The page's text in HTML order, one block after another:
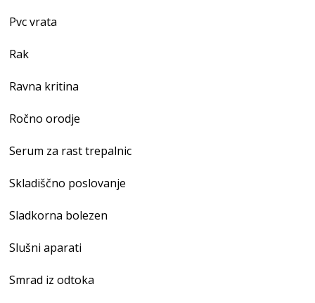
Pvc vrata
Rak
Ravna kritina
Ročno orodje
Serum za rast trepalnic
Skladiščno poslovanje
Sladkorna bolezen
Slušni aparati
Smrad iz odtoka